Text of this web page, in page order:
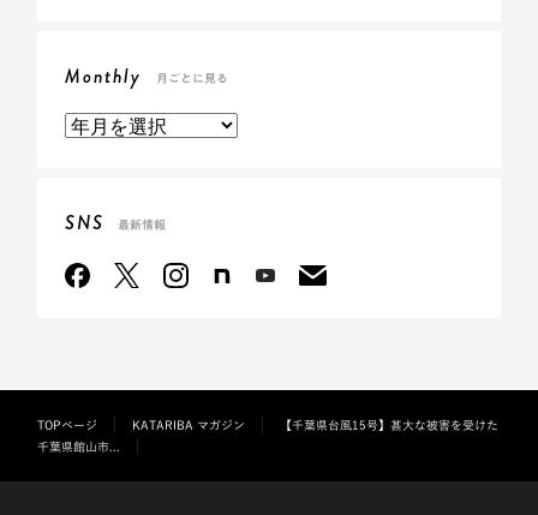
Monthly 月ごとに見る
SNS 最新情報
TOPページ KATARIBA マガジン
【千葉県台風15号】甚大な被害を受けた
千葉県館山市...